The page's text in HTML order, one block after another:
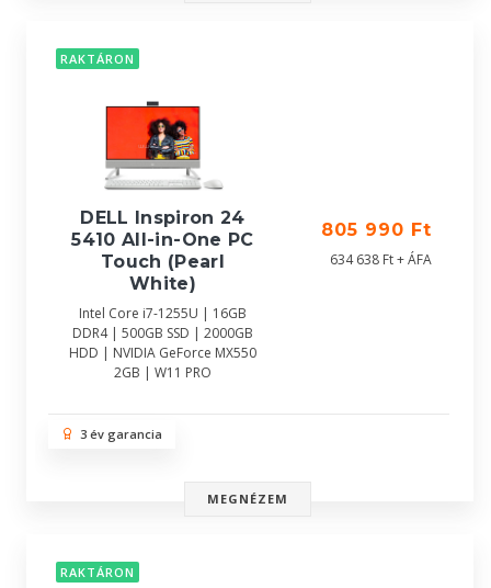
RAKTÁRON
DELL Inspiron 24
5410 All-in-One PC
Touch (Pearl
White)
Intel Core i7-1255U | 16GB
DDR4 | 500GB SSD | 2000GB
HDD | NVIDIA GeForce MX550
2GB | W11 PRO
805 990 Ft
634 638 Ft + ÁFA
3 év garancia
MEGNÉZEM
RAKTÁRON